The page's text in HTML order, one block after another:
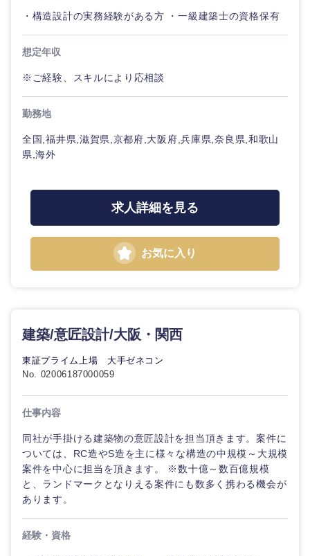
技術職
（IT）、
Webサー
作、ゲー
ム
技術職
（モノづ
くり）
メディカ
建設・施
工管理
事務職
その他
金融専門職
メディカル
不動産専門職
建設・施工管理
事務職
IT・通信
広告・宣伝・印刷
エンターテイメント
法律・特許事務所・監査法人
その他
関東地方
茨城県
群馬県
千葉県 東京都
神奈川県
・構造設計の実務経験がある方 ・一級建築士の資格保有
想定年収
※ご経験、スキルにより応相談
勤務地
全国,福井県,滋賀県,京都府,大阪府,兵庫県,奈良県,和歌山
県,海外
求人詳細を見る
お気に入り
建築/意匠設計/大阪・関西
東証プライム上場 大手ゼネコン
No. 02006187000059
仕事内容
同社が手掛ける建築物の意匠設計を担当頂きます。案件に
ついては、RC造やS造を主に様々な構造の中規模～大規模
案件を中心に担当を頂きます。 ※数十億～数百億規模
と、ランドマークとなりえる案件にも数多く携わる機会が
あります。
経験・資格